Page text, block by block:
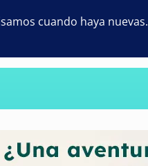
cuando haya nuevas.